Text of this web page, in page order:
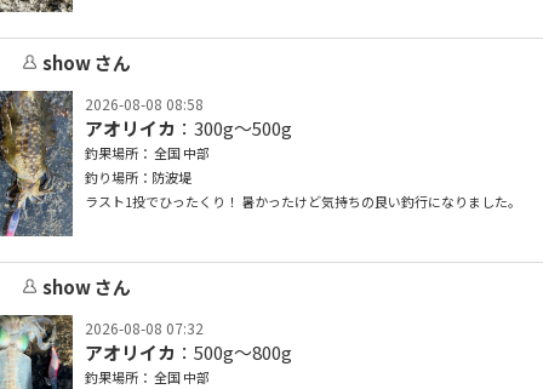
show さん
2026-08-08 08:58
アオリイカ ：300g〜500g
釣果場所： 全国 中部
釣り場所：防波堤
ラスト1投でひったくり！ 暑かったけど気持ちの良い釣行になりました。
show さん
2026-08-08 07:32
アオリイカ ：500g〜800g
釣果場所： 全国 中部